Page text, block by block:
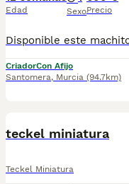
Edad SexoPrecio
CriadorCon Afijo
Santomera, Murcia (94.7km)
teckel miniatura
Teckel Miniatura